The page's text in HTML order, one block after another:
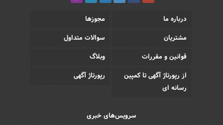
درباره ما
مجوزها
مشتریان
سوالات متداول
قوانین و مقررات
وبلاگ
از رپورتاژ آگهی تا کمپین
رسانه ای
رپورتاژ آگهی
سرویس‌های خبری